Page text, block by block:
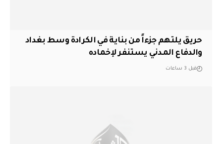
حريق يلتهم جزءاً من بناية في الكرادة وسط بغداد
والدفاع المدني يستنفر لإخماده
قبل 3 ساعات